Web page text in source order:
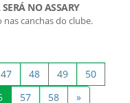
NO ASSARY
canchas do clube.
47 48 49
50
57 58 »